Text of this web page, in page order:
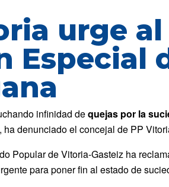
urge
Especial
infinidad dequejas por la
ha denunciado el concejal de PP
Popular de Vitoria-Gasteiz ha
para poner fin al estado de